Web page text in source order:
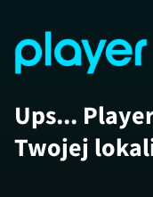
Ups...
Twojej